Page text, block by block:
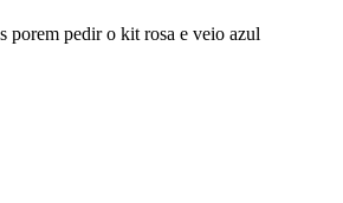
porem pedir o kit rosa e veio azul